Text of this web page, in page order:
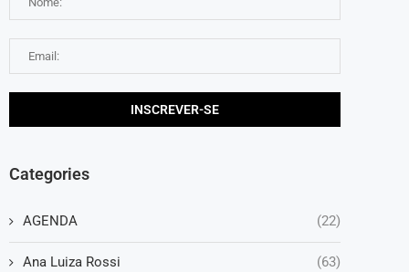
Categories
AGENDA (22)
Ana Luiza Rossi (63)